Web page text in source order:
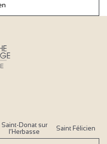
Saint-Donat sur
l’Herbasse
Saint Félicien